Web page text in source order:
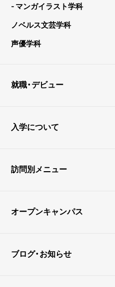
- マンガイラスト学科
ノベルス文芸学科
声優学科
就職・デビュー
入学について
訪問別メニュー
オープンキャンパス
ブログ・お知らせ